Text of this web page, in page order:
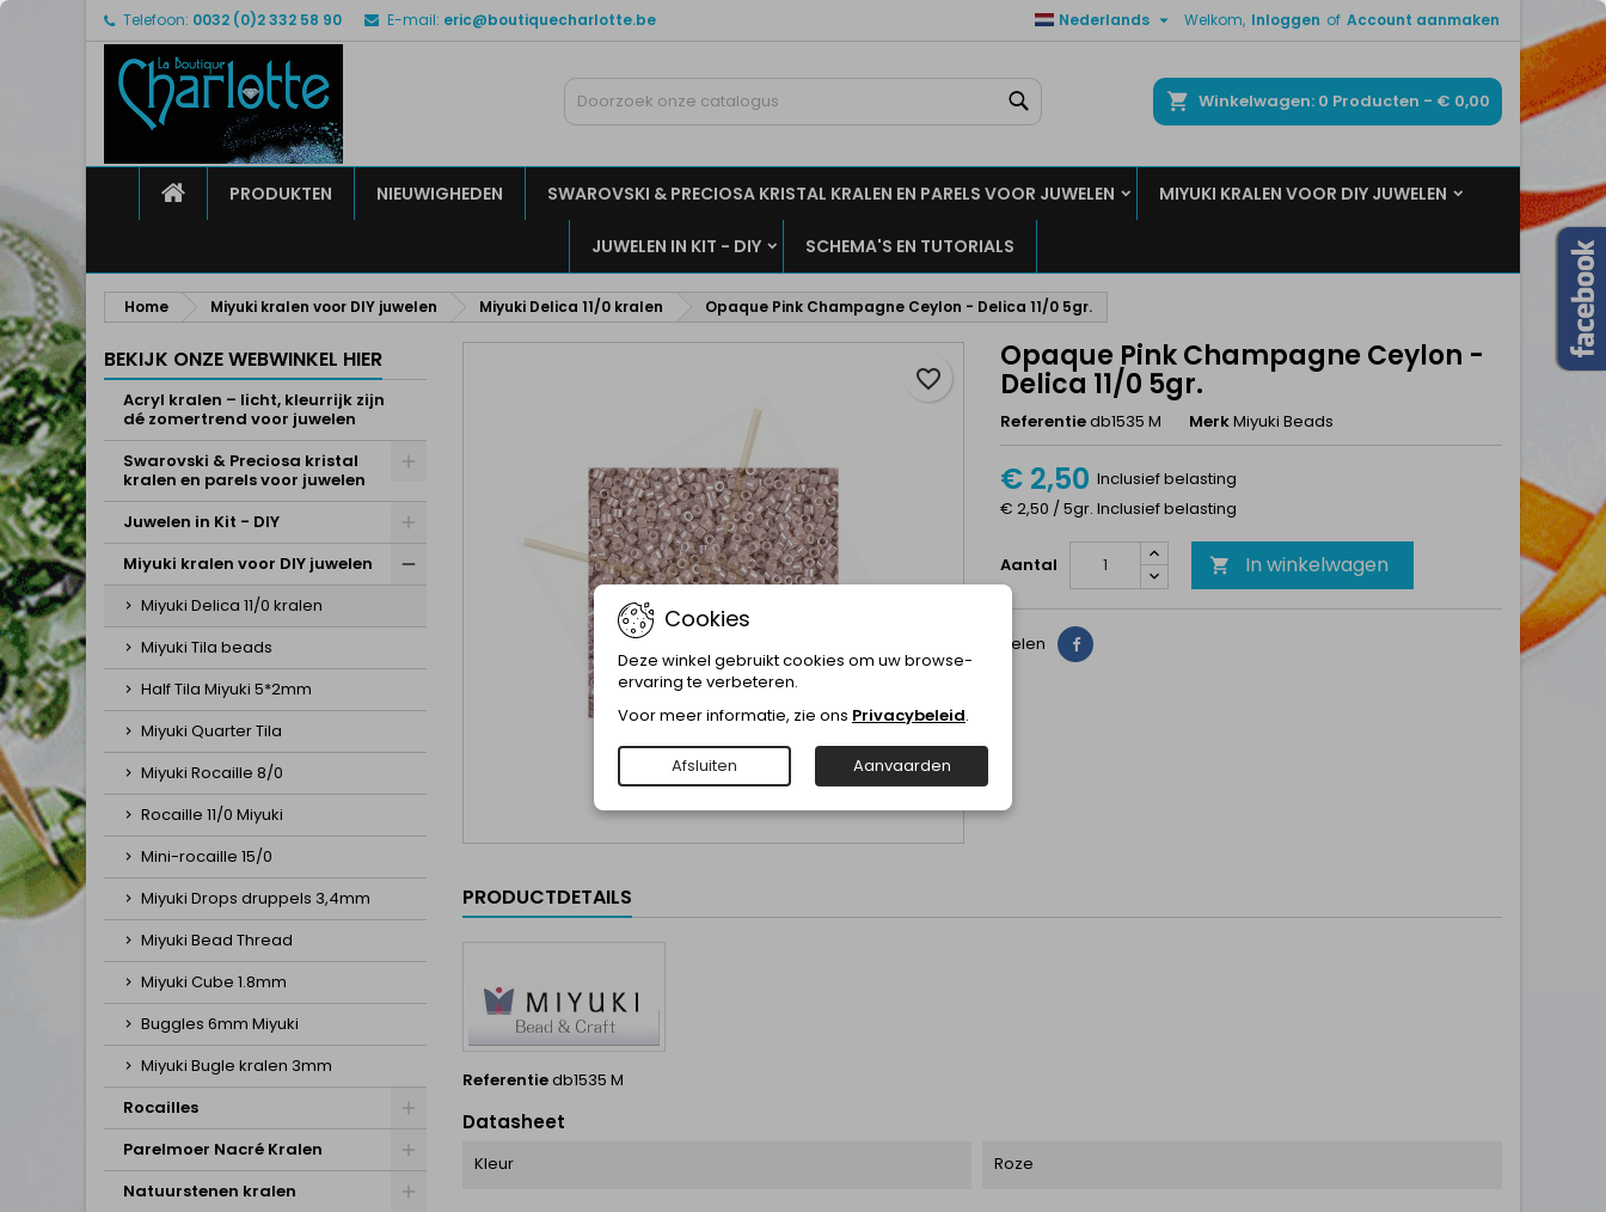
Telefoon: 0032 (0)2 332 58 90 E-mail: eric@boutiquecharlotte.be Welkom, Inloggen of Account aanmaken
Nederlands 
Winkelwagen 0 Producten - € 0,00
HOMEPRODUKTEN NIEUWIGHEDEN SWAROVSKI & PRECIOSA KRISTAL KRALEN EN PARELS VOOR JUWELEN MIYUKI KRALEN VOOR DIY JUWELEN
JUWELEN IN KIT - DIY SCHEMA'S EN TUTORIALS
Home Miyuki kralen voor DIY juwelen Miyuki Delica 11/0 kralen Opaque Pink Champagne Ceylon - Delica 11/0 5gr.
BEKIJK ONZE WEBWINKEL HIER
Acryl kralen – licht, kleurrijk zijn
dé zomertrend voor juwelen
Swarovski & Preciosa kristal
kralen en parels voor juwelen
Juwelen in Kit - DIY
Miyuki kralen voor DIY juwelen
Miyuki Delica 11/0 kralen
Miyuki Tila beads
Half Tila Miyuki 5*2mm
Miyuki Quarter Tila
Miyuki Rocaille 8/0
Rocaille 11/0 Miyuki
Mini-rocaille 15/0
Miyuki Drops druppels 3,4mm
Miyuki Bead Thread
Miyuki Cube 1.8mm
Buggles 6mm Miyuki
Miyuki Bugle kralen 3mm
Rocailles
Parelmoer Nacré Kralen
Natuurstenen kralen
Opaque Pink Champagne Ceylon -
Delica 11/0 5gr.
Referentiedb1535 M MerkMiyuki Beads
€ 2,50 Inclusief belasting
€ 2,50 / 5gr. Inclusief belasting
Aantal  In winkelwagen
favorite_border
Delen Delen
PRODUCTDETAILS
Referentiedb1535 M
Datasheet
Kleur Roze
Mijn verlanglijsten
Maak een lijst
Maak een verlanglijst
Inloggen
U moet ingelogd zijn om producten in uw verlanglijst op te slaan.
Annuleren Inloggen
Cookies
Deze winkel gebruikt cookies om uw browse-
ervaring te verbeteren.
Voor meer informatie, zie ons Privacybeleid.
Afsluiten Aanvaarden